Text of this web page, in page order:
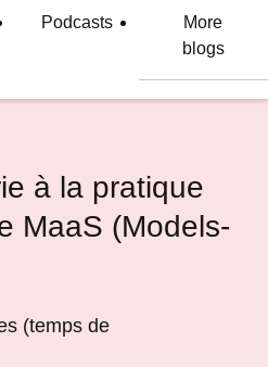
Podcasts
More
blogs
à la pratique
MaaS (Models-
(temps de